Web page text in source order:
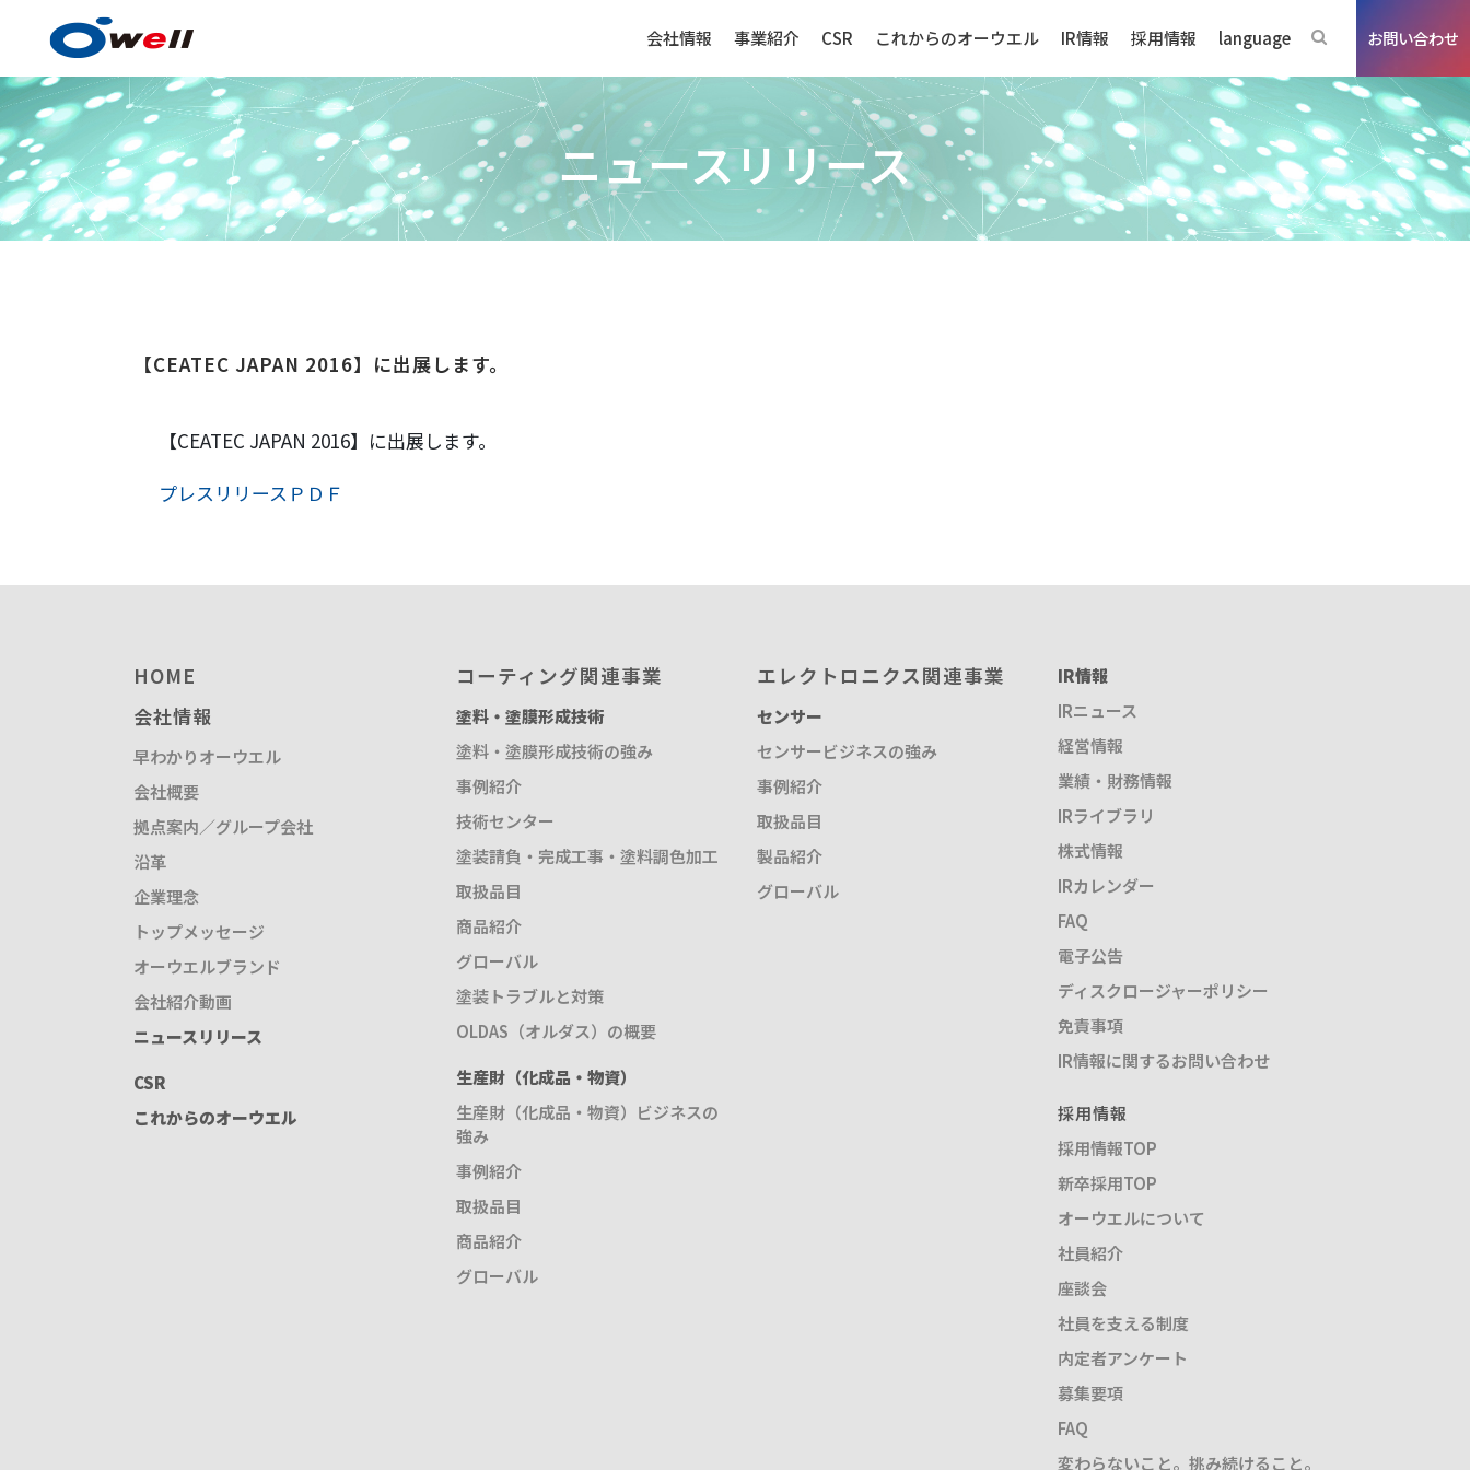
会社情報 事業紹介
塗料・塗膜形成技術
事例紹介
OLDAS（オルダス）の概要
生産財（化成品・物資） センサー
CSR これからのオーウエル IR情報 採用情報 language お問い合わせ
ニュースリリース
【CEATEC JAPAN 2016】に出展します。
【CEATEC JAPAN 2016】に出展します。
プレスリリースＰＤＦ
HOME
会社情報
早わかりオーウエル
会社概要
拠点案内／グループ会社
沿革
企業理念
トップメッセージ
オーウエルブランド
会社紹介動画
ニュースリリース
CSR
これからのオーウエル
コーティング関連事業
塗料・塗膜形成技術
塗料・塗膜形成技術の強み
事例紹介
技術センター
塗装請負・完成工事・塗料調色加工
取扱品目
商品紹介
グローバル
塗装トラブルと対策
OLDAS（オルダス）の概要
生産財（化成品・物資）
生産財（化成品・物資）ビジネスの
強み
事例紹介
取扱品目
商品紹介
グローバル
エレクトロニクス関連事業
センサー
センサービジネスの強み
事例紹介
取扱品目
製品紹介
グローバル
IR情報
IRニュース
経営情報
業績・財務情報
IRライブラリ
株式情報
IRカレンダー
FAQ
電子公告
ディスクロージャーポリシー
免責事項
IR情報に関するお問い合わせ
採用情報
採用情報TOP
新卒採用TOP
オーウエルについて
社員紹介
座談会
社員を支える制度
内定者アンケート
募集要項
FAQ
変わらないこと。挑み続けること。